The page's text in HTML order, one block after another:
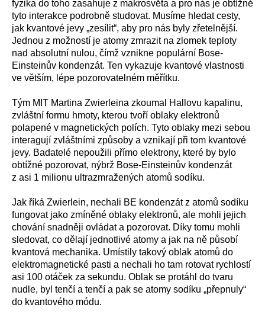
fyzika do toho zasahuje z makrosvěta a pro nás je obtížné
tyto interakce podrobně studovat. Musíme hledat cesty,
jak kvantové jevy „zesílit“, aby pro nás byly zřetelnější.
Jednou z možností je atomy zmrazit na zlomek teploty
nad absolutní nulou, čímž vznikne populární Bose-
Einsteinův kondenzát. Ten vykazuje kvantové vlastnosti
ve větším, lépe pozorovatelném měřítku.
Tým MIT Martina Zwierleina zkoumal Hallovu kapalinu,
zvláštní formu hmoty, kterou tvoří oblaky elektronů
polapené v magnetických polích. Tyto oblaky mezi sebou
interagují zvláštními způsoby a vznikají při tom kvantové
jevy. Badatelé nepoužili přímo elektrony, které by bylo
obtížné pozorovat, nýbrž Bose-Einsteinův kondenzát
z asi 1 milionu ultrazmražených atomů sodíku.
Jak říká Zwierlein, nechali BE kondenzát z atomů sodíku
fungovat jako zmíněné oblaky elektronů, ale mohli jejich
chování snadněji ovládat a pozorovat. Díky tomu mohli
sledovat, co dělají jednotlivé atomy a jak na ně působí
kvantová mechanika. Umístily takový oblak atomů do
elektromagnetické pasti a nechali ho tam rotovat rychlostí
asi 100 otáček za sekundu. Oblak se protáhl do tvaru
nudle, byl tenčí a tenčí a pak se atomy sodíku „přepnuly“
do kvantového módu.